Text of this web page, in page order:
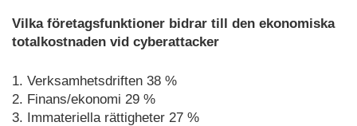
Vilka företagsfunktioner bidrar till den ekonomiska
totalkostnaden vid cyberattacker
1. Verksamhetsdriften 38 %
2. Finans/ekonomi 29 %
3. Immateriella rättigheter 27 %